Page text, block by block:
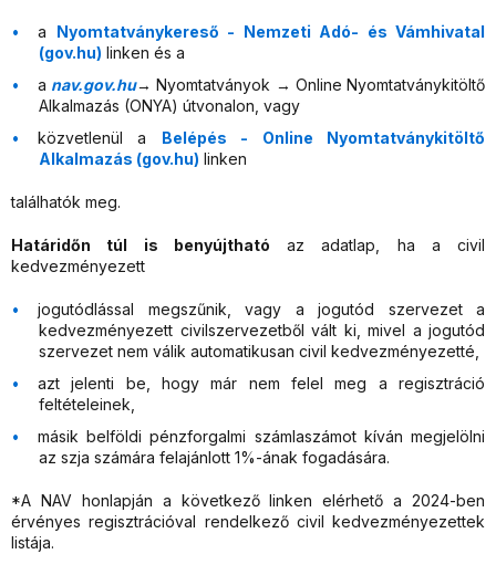
a Nyomtatványkereső - Nemzeti Adó- és Vámhivatal
(gov.hu) linken és a
a nav.gov.hu→ Nyomtatványok → Online Nyomtatványkitöltő
Alkalmazás (ONYA) útvonalon, vagy
közvetlenül a Belépés - Online Nyomtatványkitöltő
Alkalmazás (gov.hu) linken
találhatók meg.
Határidőn túl is benyújtható az adatlap, ha a civil
kedvezményezett
jogutódlással megszűnik, vagy a jogutód szervezet a
kedvezményezett civilszervezetből vált ki, mivel a jogutód
szervezet nem válik automatikusan civil kedvezményezetté,
azt jelenti be, hogy már nem felel meg a regisztráció
feltételeinek,
másik belföldi pénzforgalmi számlaszámot kíván megjelölni
az szja számára felajánlott 1%-ának fogadására.
*A NAV honlapján a következő linken elérhető a 2024-ben
érvényes regisztrációval rendelkező civil kedvezményezettek
listája.